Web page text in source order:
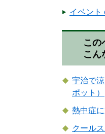
イベント
この
こん
宇治で
ポット）
熱中症
クール